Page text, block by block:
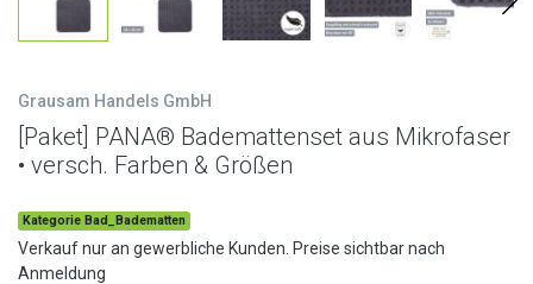
Grausam Handels GmbH
[Paket] PANA® Bademattenset aus Mikrofaser
• versch. Farben & Größen
Kategorie Bad_Badematten
Verkauf nur an gewerbliche Kunden. Preise sichtbar nach
Anmeldung